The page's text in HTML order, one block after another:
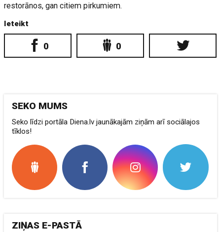
restorānos, gan citiem pirkumiem.
Ieteikt
0 0
SEKO MUMS
Seko līdzi portāla Diena.lv jaunākajām ziņām arī sociālajos
tīklos!
ZIŅAS E-PASTĀ